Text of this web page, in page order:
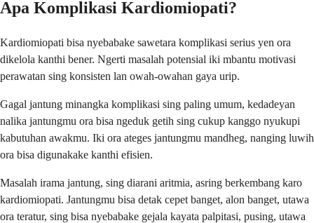
Apa Komplikasi Kardiomiopati?
Kardiomiopati bisa nyebabake sawetara komplikasi serius yen ora
dikelola kanthi bener. Ngerti masalah potensial iki mbantu motivasi
perawatan sing konsisten lan owah-owahan gaya urip.
Gagal jantung minangka komplikasi sing paling umum, kedadeyan
nalika jantungmu ora bisa ngeduk getih sing cukup kanggo nyukupi
kabutuhan awakmu. Iki ora ateges jantungmu mandheg, nanging luwih
ora bisa digunakake kanthi efisien.
Masalah irama jantung, sing diarani aritmia, asring berkembang karo
kardiomiopati. Jantungmu bisa detak cepet banget, alon banget, utawa
ora teratur, sing bisa nyebabake gejala kayata palpitasi, pusing, utawa